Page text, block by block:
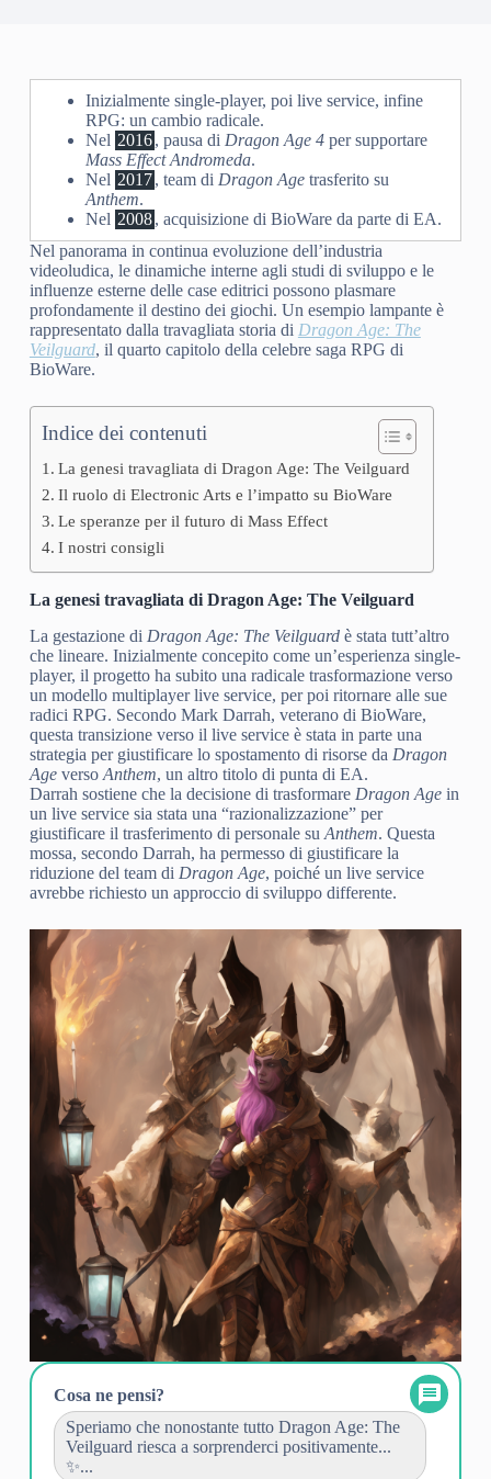
Inizialmente single-player, poi live service, infine
RPG: un cambio radicale.
Nel 2016, pausa di Dragon Age 4per supportare
Mass Effect Andromeda.
Nel 2017, team di Dragon Agetrasferito su
Anthem.
Nel 2008, acquisizione di BioWare da parte di EA.
Nel panorama in continua evoluzione dell’industria
videoludica, le dinamiche interne agli studi di sviluppo e le
influenze esterne delle case editrici possono plasmare
profondamente il destino dei giochi. Un esempio lampante è
rappresentato dalla travagliata storia di Dragon Age: The
Veilguard, il quarto capitolo della celebre saga RPG di
BioWare.
Indice dei contenuti
La genesi travagliata di Dragon Age: The Veilguard
Il ruolo di Electronic Arts e l’impatto su BioWare
Le speranze per il futuro di Mass Effect
I nostri consigli
La genesi travagliata di Dragon Age: The Veilguard
La gestazione di Dragon Age: The Veilguardè stata tutt’altro
che lineare. Inizialmente concepito come un’esperienza single-
player, il progetto ha subito una radicale trasformazione verso
un modello multiplayer live service, per poi ritornare alle sue
radici RPG. Secondo Mark Darrah, veterano di BioWare,
questa transizione verso il live service è stata in parte una
strategia per giustificare lo spostamento di risorse da Dragon
Ageverso Anthem, un altro titolo di punta di EA.
Darrah sostiene che la decisione di trasformare Dragon Agein
un live service sia stata una “razionalizzazione” per
giustificare il trasferimento di personale su Anthem. Questa
mossa, secondo Darrah, ha permesso di giustificare la
riduzione del team di Dragon Age, poiché un live service
avrebbe richiesto un approccio di sviluppo differente.
Cosa ne pensi?
Speriamo che nonostante tutto Dragon Age: The
Veilguard riesca a sorprenderci positivamente...
✨...